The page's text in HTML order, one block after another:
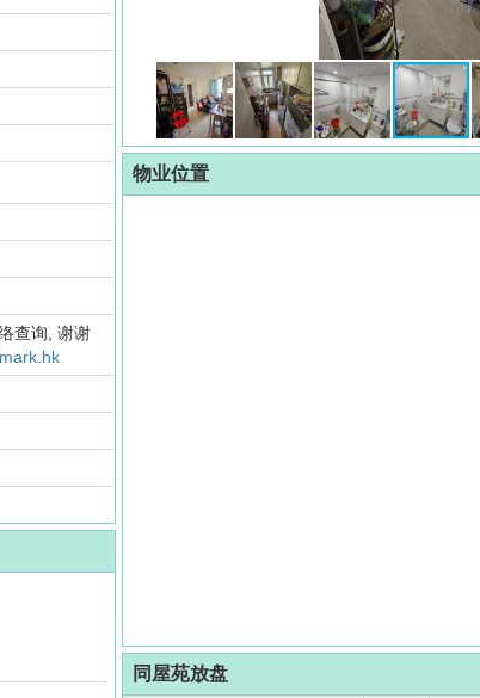
查询, 谢谢
物业位置
同屋苑放盘